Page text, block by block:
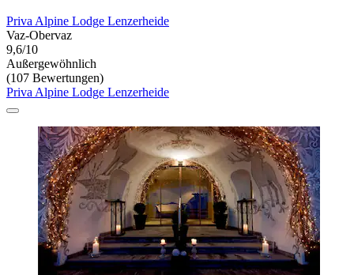
Priva Alpine Lodge Lenzerheide
Vaz-Obervaz
9,6/10
Außergewöhnlich
(107 Bewertungen)
Priva Alpine Lodge Lenzerheide